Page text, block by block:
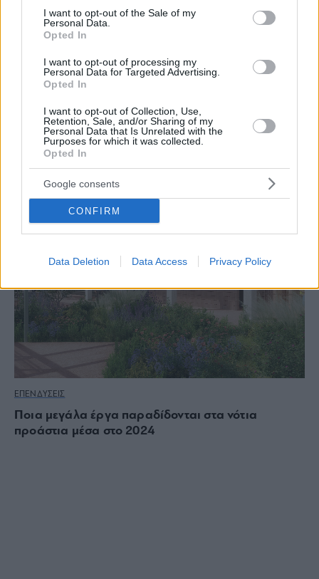
consent section.
I want to opt-out of the Sale of my
Personal Data.
Opted In
I want to opt-out of processing my
Personal Data for Targeted Advertising.
Opted In
I want to opt-out of Collection, Use,
Retention, Sale, and/or Sharing of my
Personal Data that Is Unrelated with the
Purposes for which it was collected.
Opted In
Google consents
CONFIRM
Data Deletion Data Access Privacy Policy
ΕΠΕΝΔΥΣΕΙΣ
91 Athens Riviera: Οι εικόνες από το εσωτερικό και
της Βούλας
ΕΠΕΝΔΥΣΕΙΣ
Ποια μεγάλα έργα παραδίδονται στα νότια
προάστια μέσα στο 2024